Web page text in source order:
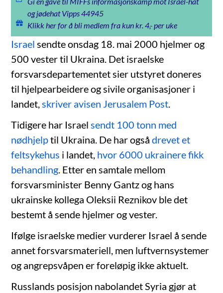
og jødehat Vipps 44945
Klikk her for å bli medlem fra kun kr. 4,- per uke
Israel sendte onsdag 18. mai 2000 hjelmer og
500 vester til Ukraina. Det israelske
forsvarsdepartementet sier utstyret doneres
til hjelpearbeidere og sivile organisasjoner i
landet,skriver avisen Jerusalem Post.
Tidigere har Israelsendt 100 tonn med
nødhjelptil Ukraina. De har ogsådrevet et
feltsykehus i landet, hvor 6000 ukrainere fikk
behandling. Etter en samtale mellom
forsvarsminister Benny Gantz og hans
ukrainske kollega Oleksii Reznikov ble det
bestemt å sende hjelmer og vester.
Ifølge israelske medier vurderer Israel å sende
annet forsvarsmateriell, men luftvernsystemer
og angrepsvåpen er foreløpig ikke aktuelt.
Russlands posisjon nabolandet Syria gjør at